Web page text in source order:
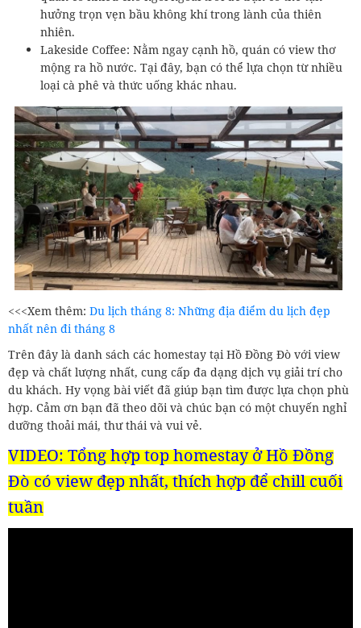
hưởng trọn vẹn bầu không khí trong lành của thiên
nhiên.
Lakeside Coffee: Nằm ngay cạnh hồ, quán có view thơ
mộng ra hồ nước. Tại đây, bạn có thể lựa chọn từ nhiều
loại cà phê và thức uống khác nhau.
<<<Xem thêm: Du lịch tháng 8: Những địa điểm du lịch đẹp
nhất nên đi tháng 8
Trên đây là danh sách các homestay tại Hồ Đồng Đò với view
đẹp và chất lượng nhất, cung cấp đa dạng dịch vụ giải trí cho
du khách. Hy vọng bài viết đã giúp bạn tìm được lựa chọn phù
hợp. Cảm ơn bạn đã theo dõi và chúc bạn có một chuyến nghỉ
dưỡng thoải mái, thư thái và vui vẻ.
VIDEO:Tổng hợp top homestay ở Hồ Đồng
Đò có view đẹp nhất, thích hợp để chill cuối
tuần